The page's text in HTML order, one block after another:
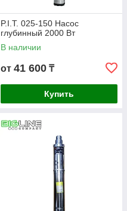
P.I.T. 025-150 Насос
глубинный 2000 Вт
В наличии
от 41 600 ₸
Купить